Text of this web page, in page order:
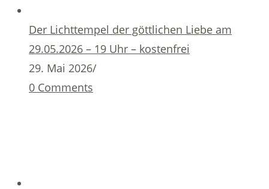
Der Lichttempel der göttlichen Liebe am
29.05.2026 – 19 Uhr – kostenfrei
29. Mai 2026/
0 Comments